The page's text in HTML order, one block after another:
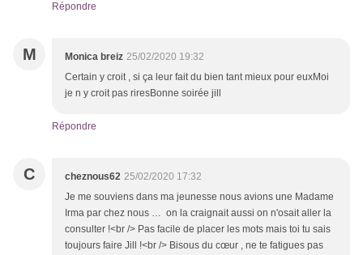
Répondre
M Monica breiz 25/02/2020 19:32
Certain y croit , si ça leur fait du bien tant mieux pour euxMoi
je n y croit pas riresBonne soirée jill
Répondre
C cheznous62 25/02/2020 17:32
Je me souviens dans ma jeunesse nous avions une Madame
Irma par chez nous … on la craignait aussi on n'osait aller la
consulter !<br /> Pas facile de placer les mots mais toi tu sais
toujours faire Jill !<br /> Bisous du cœur , ne te fatigues pas